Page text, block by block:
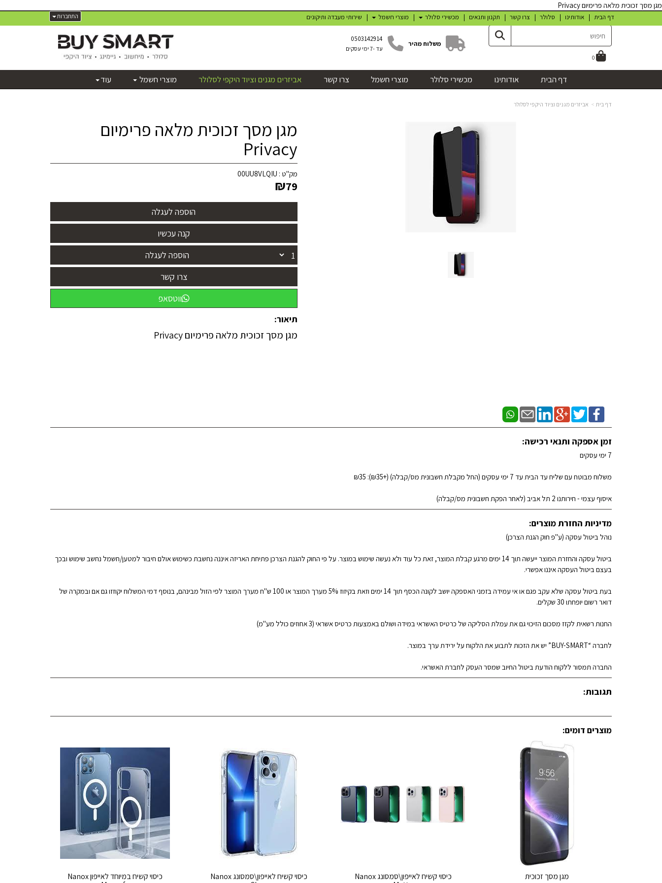
מגן מסך זכוכית מלאה פרימיום Privacy
התחברות דף הבית אודותינו סלולר צרו קשר תקנון ותנאים מכשירי סלולר מוצרי חשמל שירותי מעבדה ותיקונים
0
משלוח מהיר
0503142914
עד -7 ימי עסקים
דף הבית אודותינו מכשירי סלולר מוצרי חשמל צרו קשר אביזרים מגנים וציוד היקפי לסלולר מוצרי חשמל עוד
דף בית אביזרים מגנים וציוד היקפי לסלולר
מגן מסך זכוכית מלאה פרימיום
Privacy
מק"ט : 00UU8VLQIU
₪79
הוספה לעגלה
ווטסאפ
תיאור:
מגן מסך זכוכית מלאה פרימיום Privacy
זמן אספקה ותנאי רכישה:
7 ימי עסקים
משלוח מבוטח עם שליח עד הבית עד 7 ימי עסקים (החל מקבלת חשבונית מס/קבלה) (+₪35): ₪35
איסוף עצמי - חירותנו 2 תל אביב (לאחר הפקת חשבונית מס/קבלה)
מדיניות החזרת מוצרים:
נוהל ביטול עסקה (ע"פ חוק הגנת הצרכן)
ביטול עסקה והחזרת המוצר ייעשה תוך 14 ימים מרגע קבלת המוצר, זאת כל עוד ולא נעשה שימוש במוצר. על פי החוק להגנת הצרכן פתיחת האריזה איננה נחשבת כשימוש אולם חיבור למטען/חשמל נחשב שימוש ובכך
בעצם ביטול העסקה איננו אפשרי.
בעת ביטול עסקה שלא עקב פגם או אי עמידה בזמני האספקה יושב לקונה הכסף תוך 14 ימים וזאת בקיזוז 5% מערך המוצר או 100 ש"ח מערך המוצר לפי הזול מבינהם, בנוסף דמי המשלוח יקוזזו גם אם ובמקרה של
דואר רשום יופחתו 30 שקלים.
החנות רשאית לקזז מסכום הזיכוי גם את עמלת הסליקה של כרטיס האשראי במידה ושולם באמצעות כרטיס אשראי (3 אחוזים כולל מע"מ)
לחברה “BUY-SMART” יש את הזכות לתבוע את הלקוח על ירידת ערך במוצר.
החברה תמסור ללקוח הודעת ביטול החיוב שמסר העסק לחברת האשראי.
תגובות:
מוצרים דומים:
מגן מסך זכוכית
כיסוי קשיח לאייפון\סמסונג Nanox
כיסוי קשיח לאייפון\סמסונג Nanox
כיסוי קשיח במיוחד לאייפון Nanox